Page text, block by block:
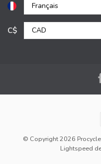
C$
© Copyright 2026
Lightspeed